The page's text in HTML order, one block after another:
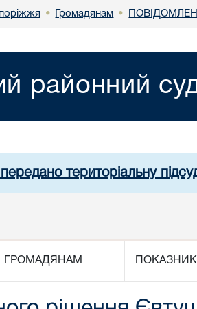
• Громадянам •
районний
територіальну
ГРОМАДЯНАМ